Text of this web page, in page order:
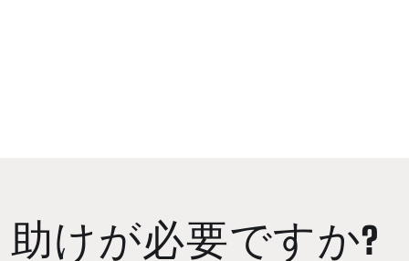
助けが必要ですか?